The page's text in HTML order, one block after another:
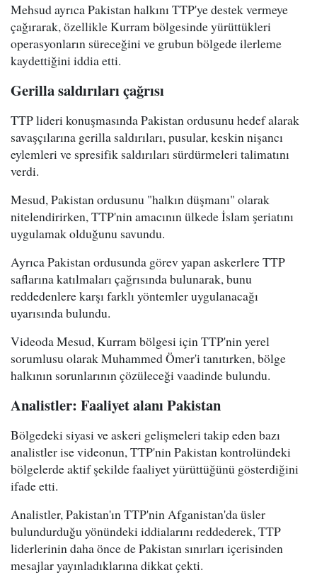
Mehsud ayrıca Pakistan halkını TTP'ye destek vermeye
çağırarak, özellikle Kurram bölgesinde yürüttükleri
operasyonların süreceğini ve grubun bölgede ilerleme
kaydettiğini iddia etti.
Gerilla saldırıları çağrısı
TTP lideri konuşmasında Pakistan ordusunu hedef alarak
savaşçılarına gerilla saldırıları, pusular, keskin nişancı
eylemleri ve spresifik saldırıları sürdürmeleri talimatını
verdi.
Mesud, Pakistan ordusunu "halkın düşmanı" olarak
nitelendirirken, TTP'nin amacının ülkede İslam şeriatını
uygulamak olduğunu savundu.
Ayrıca Pakistan ordusunda görev yapan askerlere TTP
saflarına katılmaları çağrısında bulunarak, bunu
reddedenlere karşı farklı yöntemler uygulanacağı
uyarısında bulundu.
Videoda Mesud, Kurram bölgesi için TTP'nin yerel
sorumlusu olarak Muhammed Ömer'i tanıtırken, bölge
halkının sorunlarının çözüleceği vaadinde bulundu.
Analistler: Faaliyet alanı Pakistan
Bölgedeki siyasi ve askeri gelişmeleri takip eden bazı
analistler ise videonun, TTP'nin Pakistan kontrolündeki
bölgelerde aktif şekilde faaliyet yürüttüğünü gösterdiğini
ifade etti.
Analistler, Pakistan'ın TTP'nin Afganistan'da üsler
bulundurduğu yönündeki iddialarını reddederek, TTP
liderlerinin daha önce de Pakistan sınırları içerisinden
mesajlar yayınladıklarına dikkat çekti.